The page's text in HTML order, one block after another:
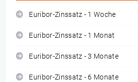
Euribor-Zinssatz - 1 Woche
Euribor-Zinssatz - 1 Monat
Euribor-Zinssatz - 3 Monate
Euribor-Zinssatz - 6 Monate